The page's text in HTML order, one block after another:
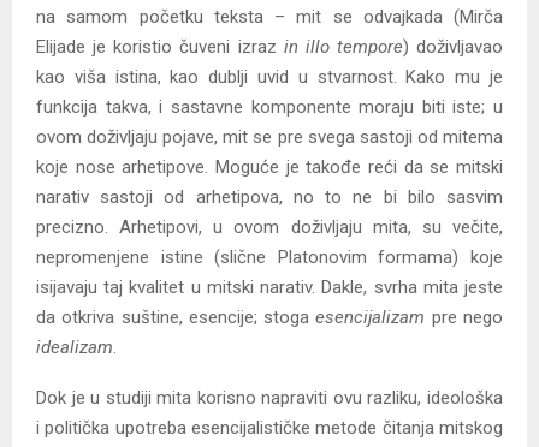
na samom početku teksta – mit se odvajkada (Mirča
Elijade je koristio čuveni izraz in illo tempore) doživljavao
kao viša istina, kao dublji uvid u stvarnost. Kako mu je
funkcija takva, i sastavne komponente moraju biti iste; u
ovom doživljaju pojave, mit se pre svega sastoji od mitema
koje nose arhetipove. Moguće je takođe reći da se mitski
narativ sastoji od arhetipova, no to ne bi bilo sasvim
precizno. Arhetipovi, u ovom doživljaju mita, su večite,
nepromenjene istine (slične Platonovim formama) koje
isijavaju taj kvalitet u mitski narativ. Dakle, svrha mita jeste
da otkriva suštine, esencije; stogaesencijalizam pre nego
idealizam
Dok je u studiji mita korisno napraviti ovu razliku, ideološka
i politička upotreba esencijalističke metode čitanja mitskog